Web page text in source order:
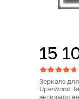
15
Зеркало
Uperwood